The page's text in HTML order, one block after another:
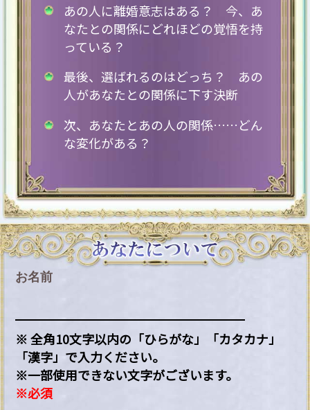
あの人に離婚意志はある？ 今、あ
なたとの関係にどれほどの覚悟を持
っている？
最後、選ばれるのはどっち？ あの
人があなたとの関係に下す決断
次、あなたとあの人の関係……どん
な変化がある？
お名前
※ 全角10文字以内の「ひらがな」「カタカナ」
「漢字」で入力ください。
※一部使用できない文字がございます。
※必須